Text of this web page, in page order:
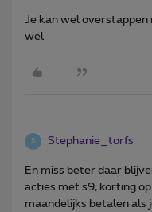
Je kan wel overstappen
wel
S Stephanie_torfs
En miss beter daar
acties met s9, korting
maandelijks betalen als